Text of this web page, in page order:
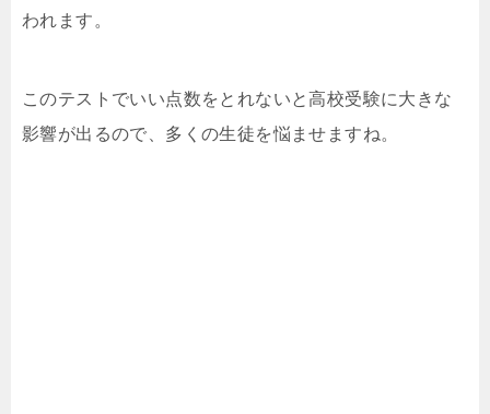
われます。
このテストでいい点数をとれないと高校受験に大きな
影響が出るので、多くの生徒を悩ませますね。